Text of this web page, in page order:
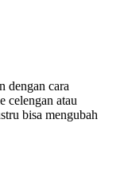
dengan cara
celengan atau
bisa mengubah